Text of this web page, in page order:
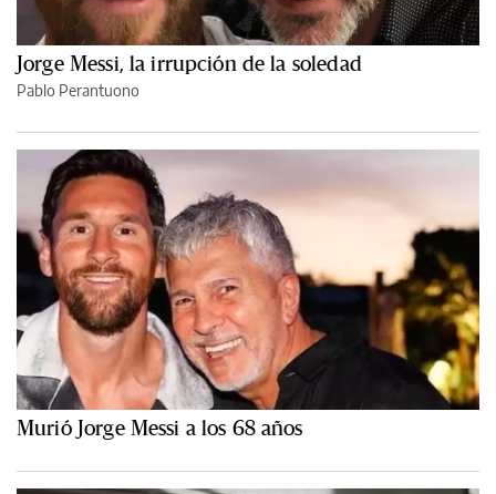
Jorge Messi, la irrupción de la soledad
Pablo Perantuono
Murió Jorge Messi a los 68 años